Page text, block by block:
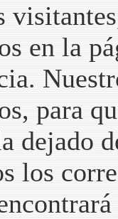
en la
para
dejado
los